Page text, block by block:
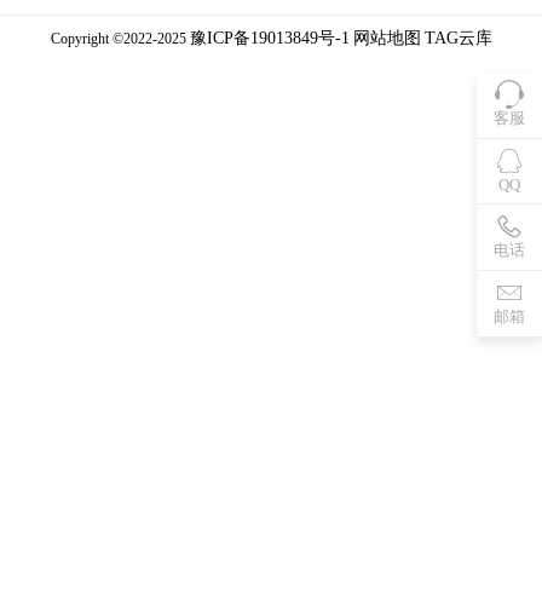
客服
QQ
电话
邮箱
Copyright ©2022-2025 豫ICP备19013849号-1 网站地图 TAG云库